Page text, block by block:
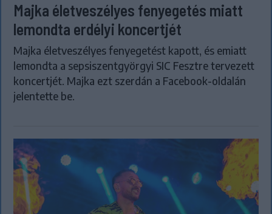
Majka életveszélyes fenyegetés miatt
lemondta erdélyi koncertjét
Majka életveszélyes fenyegetést kapott, és emiatt
lemondta a sepsiszentgyörgyi SIC Fesztre tervezett
koncertjét. Majka ezt szerdán a Facebook-oldalán
jelentette be.